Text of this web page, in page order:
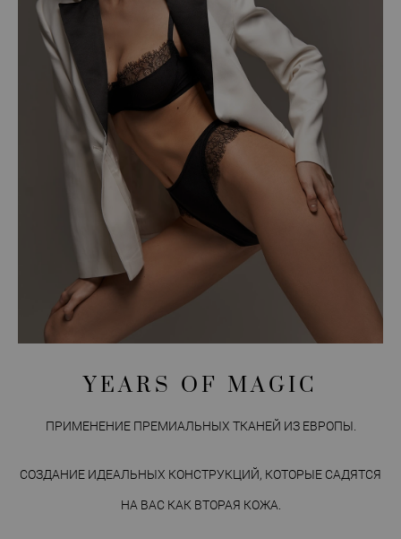
YEARS OF MAGIC
ПРИМЕНЕНИЕ ПРЕМИАЛЬНЫХ ТКАНЕЙ ИЗ ЕВРОПЫ.
СОЗДАНИЕ ИДЕАЛЬНЫХ КОНСТРУКЦИЙ, КОТОРЫЕ САДЯТСЯ
НА ВАС КАК ВТОРАЯ КОЖА.